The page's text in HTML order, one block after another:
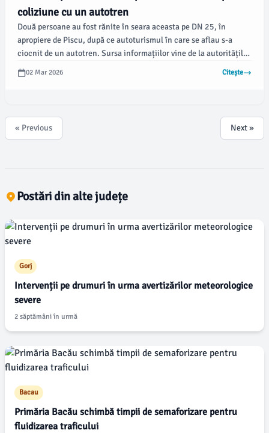
coliziune cu un autotren
Două persoane au fost rănite în seara aceasta pe DN 25, în
apropiere de Piscu, după ce autoturismul în care se aflau s-a
ciocnit de un autotren. Sursa informațiilor vine de la autoritățile
locale, care investighează circumstanțele accidentului.
02 Mar 2026 Citește
« Previous Next »
Postări din alte județe
Gorj
Intervenții pe drumuri în urma avertizărilor meteorologice
severe
2 săptămâni în urmă
Bacau
Primăria Bacău schimbă timpii de semaforizare pentru
fluidizarea traficului